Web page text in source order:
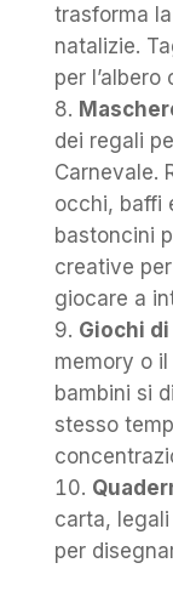
trasforma
natalizie.
per l’albero
dei regali
Carnevale.
occhi, baffi
bastoncini
creative
giocare a
Giochi
memory o
bambini si
stesso
carta,
per